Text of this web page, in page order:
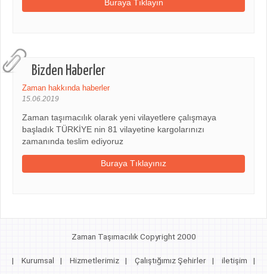
Buraya Tıklayın
Bizden Haberler
Zaman hakkında haberler
15.06.2019
Zaman taşımacılık olarak yeni vilayetlere çalışmaya
başladık TÜRKİYE nin 81 vilayetine kargolarınızı
zamanında teslim ediyoruz
Buraya Tıklayınız
Zaman Taşımacılık Copyright 2000
| Kurumsal | Hizmetlerimiz | Çalıştığımız Şehirler | iletişim |